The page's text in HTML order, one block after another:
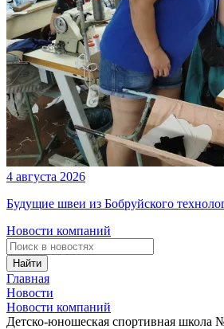
4 августа 2026
Будущие швеи из Бобруйского
Новости компаний
Найти
Главная
Новости
Новости компаний
Детско-юношеская спортивная школа